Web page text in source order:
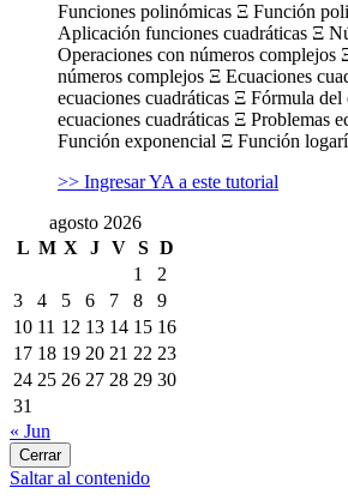
Funciones polinómicas Ξ Función
Aplicación funciones cuadráticas Ξ
Operaciones con números complejos
números complejos Ξ Ecuaciones
ecuaciones cuadráticas Ξ Fórmula
ecuaciones cuadráticas Ξ Problemas
Función exponencial Ξ Función
>> Ingresar YA a este tutorial
agosto 2026
L M X J V S D
1
2
3
4 5 6 7 8
9
10 11 12 13 14 15 16
17 18 19 20 21 22 23
24 25 26 27 28 29 30
31
« Jun
Cerrar
Saltar al contenido